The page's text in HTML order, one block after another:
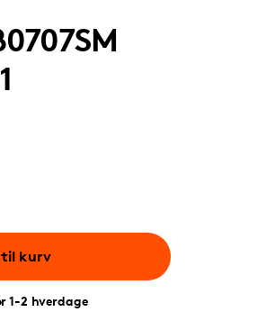
kurv
1-2 hverdage